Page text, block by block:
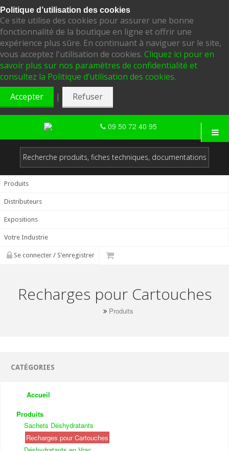
Politique d’utilisation des cookies
Ce site utilise des cookies pour assurer une bonne
fonctionnalité de la boutique en ligne et offrir une
expérience plus sûre. En continuant à naviguer sur le site,
vous acceptez l'utilisation de cookies. Cliquez ici pour en
savoir plus sur nos paramètres de confidentialité et
consultez la Politique d’utilisation des cookies.
Accepter
| Refuser
09 50 72 40 95
Produits
Distributeurs
Expositions
Votre Industrie
Se connecter / S’enregistrer
Recharges pour Cartouches
Produits
CATÉGORIES
Accueil
Produits
Sachets Déshydratants
Recharges pour Cartouches